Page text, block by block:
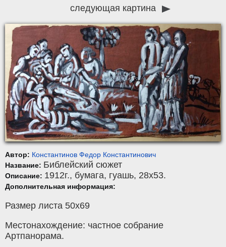
следующая картина
Автор: Константинов Федор Константинович
Название: Библейский сюжет
Описание: 1912г., бумага, гуашь, 28x53.
Дополнительная информация:
Размер листа 50х69
Местонахождение: частное собрание
Артпанорама.